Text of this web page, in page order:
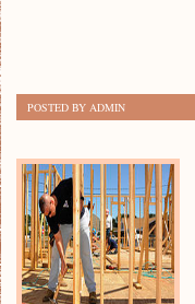
POSTED BY ADMIN